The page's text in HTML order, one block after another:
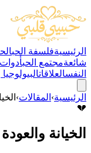
الرئيسيةفلسفة الحب
شائعةمجتمع الحب
النفسالعلاقاتالبيولوجيا
الرئيسية› المقالات›
💔
الخيانة